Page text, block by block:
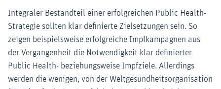
Integraler Bestandteil einer erfolgreichen Public Health-
Strategie sollten klar definierte Zielsetzungen sein. So
zeigen beispielsweise erfolgreiche Impfkampagnen aus
der Vergangenheit die Notwendigkeit klar definierter
Public Health- beziehungsweise Impfziele. Allerdings
werden die wenigen, von der Weltgesundheitsorganisation